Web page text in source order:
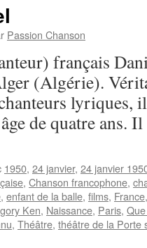
Passion Chanson
français
(Algérie).
lyriques,
de quatre
1950, 24 janvier, 24 janvier
, Chanson francophone,
, enfant de la balle, films, France
Ken, Naissance, Paris,
, Théâtre, théâtre de la Porte